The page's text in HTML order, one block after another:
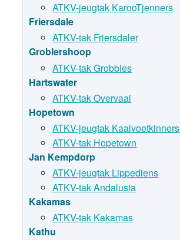
ATKV-jeugtak KarooTjenners
Friersdale
ATKV-tak Friersdaler
Groblershoop
ATKV-tak Grobbies
Hartswater
ATKV-tak Overvaal
Hopetown
ATKV-jeugtak Kaalvoetkinners
ATKV-tak Hopetown
Jan Kempdorp
ATKV-jeugtak Lippediens
ATKV-tak Andalusia
Kakamas
ATKV-tak Kakamas
Kathu